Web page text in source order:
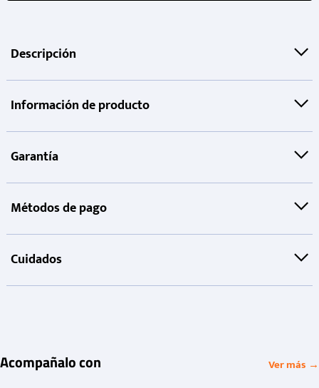
Descripción
Información de producto
Garantía
Métodos de pago
Cuidados
Acompañalo con Ver más →